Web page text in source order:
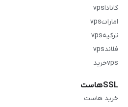
کاناداvps
اماراتvps
ترکیهvps
فلاندvps
vpsخرید
SSLهاست
خرید هاست